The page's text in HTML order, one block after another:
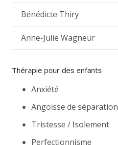
Bénédicte Thiry
Anne-Julie Wagneur
Thérapie pour des enfants
Anxiété
Angoisse de séparation
Tristesse / Isolement
Perfectionnisme